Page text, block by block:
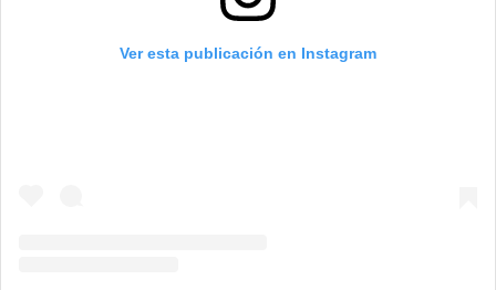
Ver esta publicación en Instagram